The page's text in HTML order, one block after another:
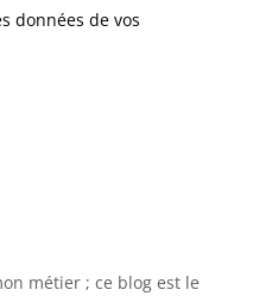
données de vos
métier ; ce blog est le